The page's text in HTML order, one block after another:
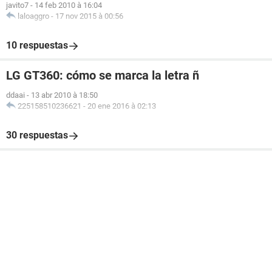
javito7 - 14 feb 2010 à 16:04
laloaggro - 17 nov 2015 à 00:56
10 respuestas
LG GT360: cómo se marca la letra ñ
ddaai - 13 abr 2010 à 18:50
225158510236621 - 20 ene 2016 à 02:13
30 respuestas